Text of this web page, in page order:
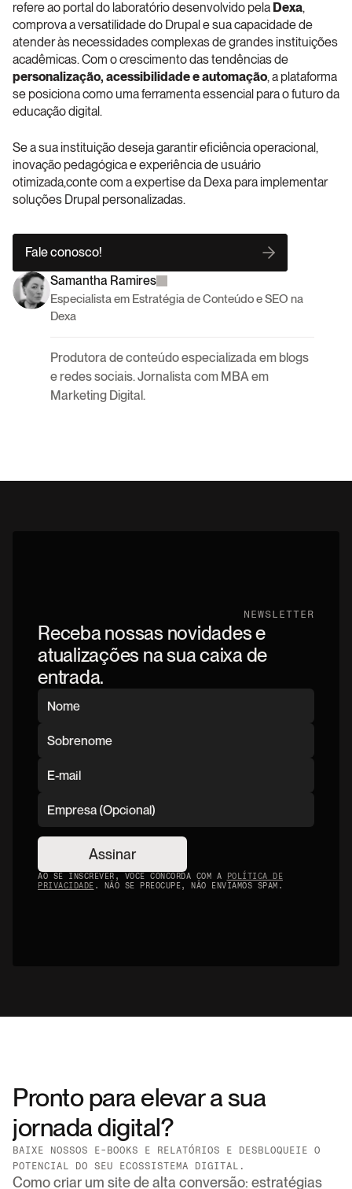
refere ao portal do laboratório desenvolvido pela Dexa,
comprova a versatilidade do Drupal e sua capacidade de
atender às necessidades complexas de grandes instituições
personalização, acessibilidade e automação, a plataforma
se posiciona como uma ferramenta essencial para o futuro da
educação digital.
Se a sua instituição deseja garantir eficiência operacional,
inovação pedagógica e experiência de usuário
otimizada,conte com a expertise da Dexa para implementar
soluções Drupal personalizadas.
Fale conosco!
Samantha Ramires
Especialista em Estratégia de Conteúdo e SEO na
Dexa
Produtora de conteúdo especializada em blogs
e redes sociais. Jornalista com MBA em
Marketing Digital.
AO SE INSCREVER, VOCÊ CONCORDA COM A
POLÍTICA DE
PRIVACIDADE . NÃO SE PREOCUPE, NÃO ENVIAMOS SPAM.
NEWSLETTER
Receba nossas novidades e
atualizações na sua caixa de
entrada.
Assinar
Pronto para elevar a sua
jornada digital?
BAIXE NOSSOS E-BOOKS E RELATÓRIOS E DESBLOQUEIE O
POTENCIAL DO SEU ECOSSISTEMA DIGITAL.
Como criar um site de alta conversão: estratégias